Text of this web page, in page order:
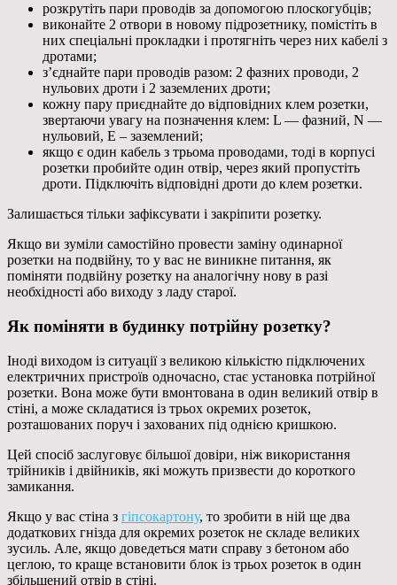
розкрутіть пари проводів за допомогою плоскогубців;
виконайте 2 отвори в новому підрозетнику, помістіть в
них спеціальні прокладки і протягніть через них кабелі з
дротами;
з’єднайте пари проводів разом: 2 фазних проводи, 2
нульових дроти і 2 заземлених дроти;
кожну пару приєднайте до відповідних клем розетки,
звертаючи увагу на позначення клем: L — фазний, N —
нульовий, E – заземлений;
якщо є один кабель з трьома проводами, тоді в корпусі
розетки пробийте один отвір, через який пропустіть
дроти. Підключіть відповідні дроти до клем розетки.
Залишається тільки зафіксувати і закріпити розетку.
Якщо ви зуміли самостійно провести заміну одинарної
розетки на подвійну, то у вас не виникне питання, як
поміняти подвійну розетку на аналогічну нову в разі
необхідності або виходу з ладу старої.
Як поміняти в будинку потрійну розетку?
Іноді виходом із ситуації з великою кількістю підключених
електричних пристроїв одночасно, стає установка потрійної
розетки. Вона може бути вмонтована в один великий отвір в
стіні, а може складатися із трьох окремих розеток,
розташованих поруч і захованих під однією кришкою.
Цей спосіб заслуговує більшої довіри, ніж використання
трійників і двійників, які можуть призвести до короткого
замикання.
Якщо у вас стіна з гіпсокартону, то зробити в ній ще два
додаткових гнізда для окремих розеток не складе великих
зусиль. Але, якщо доведеться мати справу з бетоном або
цеглою, то краще встановити блок із трьох розеток в один
збільшений отвір в стіні.